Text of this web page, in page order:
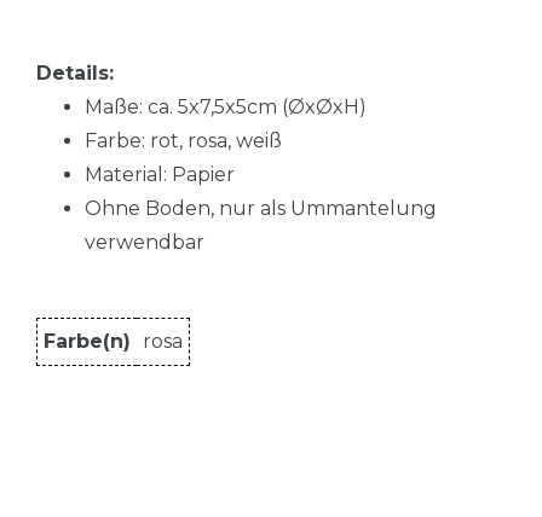
Details:
Maße: ca. 5x7,5x5cm (ØxØxH)
Farbe: rot, rosa, weiß
Material: Papier
Ohne Boden, nur als Ummantelung
verwendbar
Farbe(n) rosa